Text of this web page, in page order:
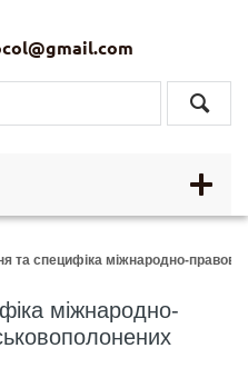
та специфіка міжнародно-
міжнародно-